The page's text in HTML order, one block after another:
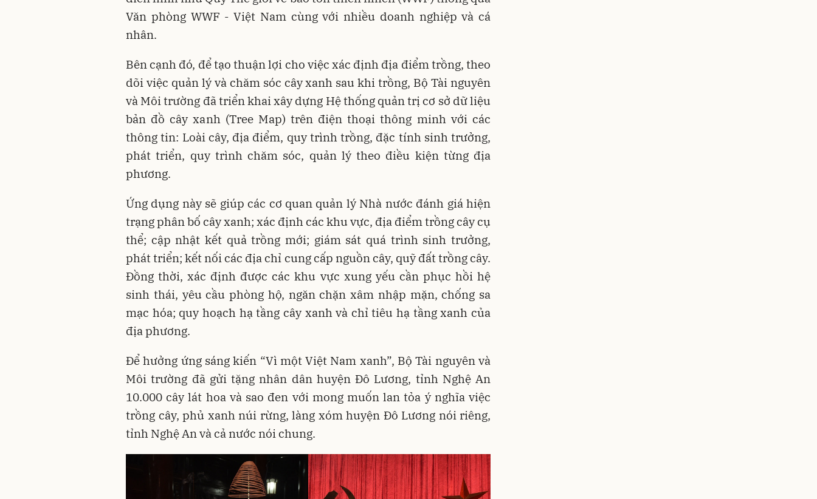
Văn phòng WWF - Việt Nam cùng với nhiều doanh nghiệp và cá
nhân.
Bên cạnh đó, để tạo thuận lợi cho việc xác định địa điểm trồng, theo
dõi việc quản lý và chăm sóc cây xanh sau khi trồng, Bộ Tài nguyên
và Môi trường đã triển khai xây dựng Hệ thống quản trị cơ sở dữ liệu
bản đồ cây xanh (Tree Map) trên điện thoại thông minh với các
thông tin: Loài cây, địa điểm, quy trình trồng, đặc tính sinh trưởng,
phát triển, quy trình chăm sóc, quản lý theo điều kiện từng địa
phương.
Ứng dụng này sẽ giúp các cơ quan quản lý Nhà nước đánh giá hiện
trạng phân bố cây xanh; xác định các khu vực, địa điểm trồng cây cụ
thể; cập nhật kết quả trồng mới; giám sát quá trình sinh trưởng,
phát triển; kết nối các địa chỉ cung cấp nguồn cây, quỹ đất trồng cây.
Đồng thời, xác định được các khu vực xung yếu cần phục hồi hệ
sinh thái, yêu cầu phòng hộ, ngăn chặn xâm nhập mặn, chống sa
mạc hóa; quy hoạch hạ tầng cây xanh và chỉ tiêu hạ tầng xanh của
địa phương.
Để hưởng ứng sáng kiến “Vì một Việt Nam xanh”, Bộ Tài nguyên và
Môi trường đã gửi tặng nhân dân huyện Đô Lương, tỉnh Nghệ An
10.000 cây lát hoa và sao đen với mong muốn lan tỏa ý nghĩa việc
trồng cây, phủ xanh núi rừng, làng xóm huyện Đô Lương nói riêng,
tỉnh Nghệ An và cả nước nói chung.